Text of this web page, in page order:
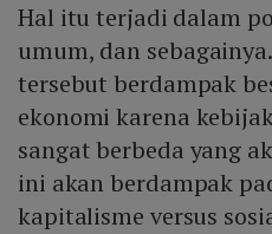
Hal itu terjadi dalam
umum, dan
tersebut berdampak
ekonomi karena
sangat berbeda yang
ini akan berdampak
kapitalisme versus